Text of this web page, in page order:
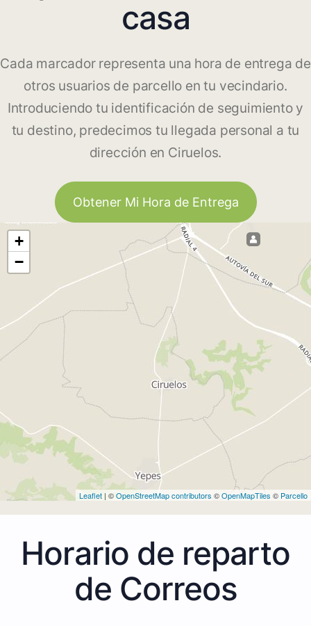
casa
Cada marcador representa una hora de entrega de
otros usuarios de parcello en tu vecindario.
Introduciendo tu identificación de seguimiento y
tu destino, predecimos tu llegada personal a tu
dirección en Ciruelos.
Obtener Mi Hora de Entrega
+
−
Leaflet | ©OpenStreetMap contributors ©OpenMapTiles © Parcello
Horario de reparto
de Correos